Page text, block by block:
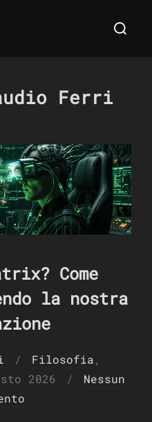
Cerca
Ferri
Come
la nostra
Filosofia,
2026
Nessun